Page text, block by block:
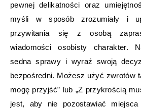
pewnej delikatności oraz
myśli w sposób zrozumiały i
przywitania się z osobą
wiadomości osobisty charakter.
sedna sprawy i wyraź swoją
bezpośredni. Możesz użyć zwrotów
mogę przyjść” lub „Z przykrością
jest, aby nie pozostawiać